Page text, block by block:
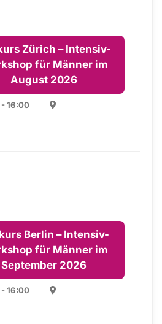
Zürich – Intensiv-
für Männer im
August 2026
16:00
Berlin – Intensiv-
für Männer im
September 2026
16:00